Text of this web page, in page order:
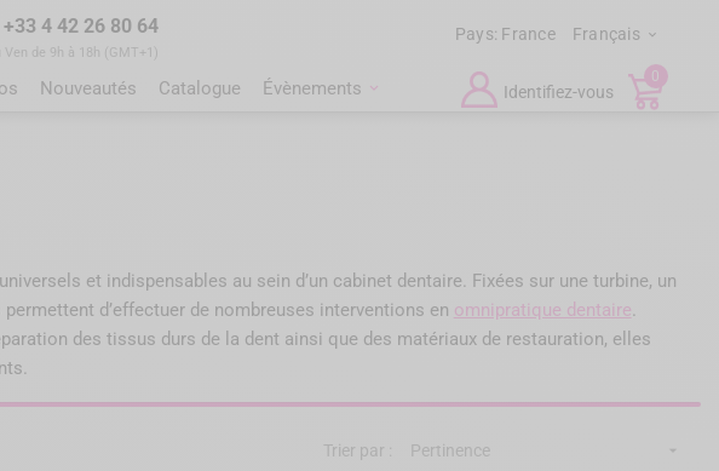
+33 4 42 26 80 64
Ven de 9h à 18h (GMT+1)
Pays: France Français 
Nouveautés Catalogue Évènements Identifiez-vous
0
et indispensables au sein d’un cabinet dentaire. Fixées sur une turbine, un
d’effectuer de nombreuses interventions en omnipratique dentaire.
des tissus durs de la dent ainsi que des matériaux de restauration, elles
Trier par : Pertinence 